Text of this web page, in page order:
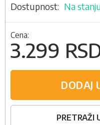
Na
Cena:
3.299
DODAJ
PRETRAŽI